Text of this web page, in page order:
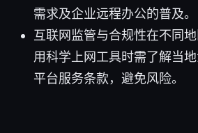
需求及企业远程办公的普及。
互联网监管与合规性在不同
用科学上网工具时需了解当
平台服务条款，避免风险。